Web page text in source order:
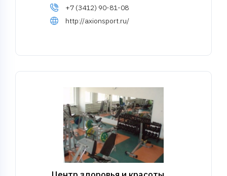
+7 (3412) 90-81-08
http://axionsport.ru/